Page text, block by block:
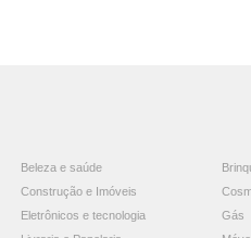
Beleza e saúde
Construção e Imóveis
Eletrônicos e tecnologia
Gás